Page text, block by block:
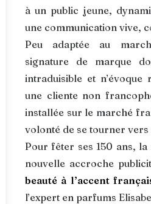
à un public jeune,
une communication vive,
Peu adaptée au
signature de marque
intraduisible et
une cliente non
installée sur le marché
volonté de se tourner vers
Pour fêter ses 150 ans,
nouvelle accroche
beauté à l’accent
l’expert en parfums